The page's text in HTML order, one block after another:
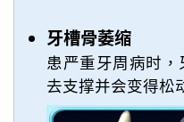
牙槽骨萎缩
患严重牙周病时
去支撑并会变得松